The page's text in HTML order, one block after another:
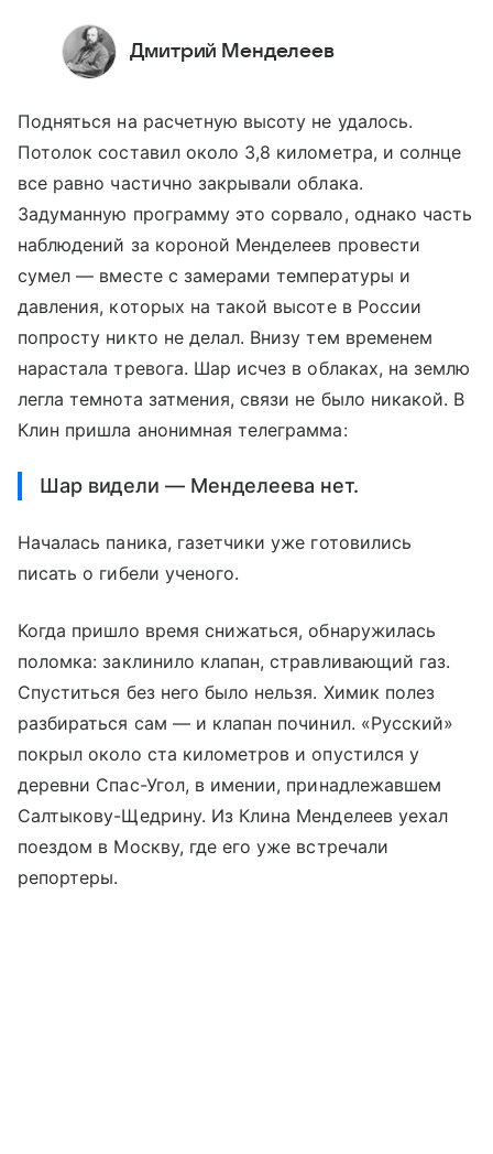
Дмитрий Менделеев
Подняться на расчетную высоту не удалось.
Потолок составил около 3,8 километра, и солнце
все равно частично закрывали облака.
Задуманную программу это сорвало, однако часть
наблюдений за короной Менделеев провести
сумел — вместе с замерами температуры и
давления, которых на такой высоте в России
попросту никто не делал. Внизу тем временем
нарастала тревога. Шар исчез в облаках, на землю
легла темнота затмения, связи не было никакой. В
Клин пришла анонимная телеграмма:
Шар видели — Менделеева нет.
Началась паника, газетчики уже готовились
писать о гибели ученого.
Когда пришло время снижаться, обнаружилась
поломка: заклинило клапан, стравливающий газ.
Спуститься без него было нельзя. Химик полез
разбираться сам — и клапан починил. «Русский»
покрыл около ста километров и опустился у
деревни Спас-Угол, в имении, принадлежавшем
Салтыкову-Щедрину. Из Клина Менделеев уехал
поездом в Москву, где его уже встречали
репортеры.